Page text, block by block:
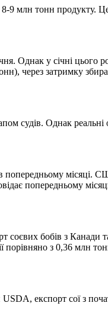
8-9 млн тонн продукту.
Однак у січні цього
через затримку
судів. Однак реальні
в попередньому
попередньому
соєвих бобів з Канади
порівняно з 0,36 млн
експорт сої з